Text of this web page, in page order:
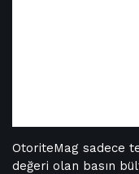
OtoriteMag sadece
değeri olan basın